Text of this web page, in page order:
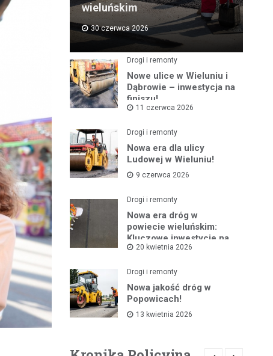
wieluńskim
30 czerwca 2026
Drogi i remonty
Nowe ulice w Wieluniu i
Dąbrowie – inwestycja na
finiszu!
11 czerwca 2026
Drogi i remonty
Nowa era dla ulicy
Ludowej w Wieluniu!
9 czerwca 2026
Drogi i remonty
Nowa era dróg w
powiecie wieluńskim:
Kluczowe inwestycje na
horyzoncie
20 kwietnia 2026
Drogi i remonty
Nowa jakość dróg w
Popowicach!
13 kwietnia 2026